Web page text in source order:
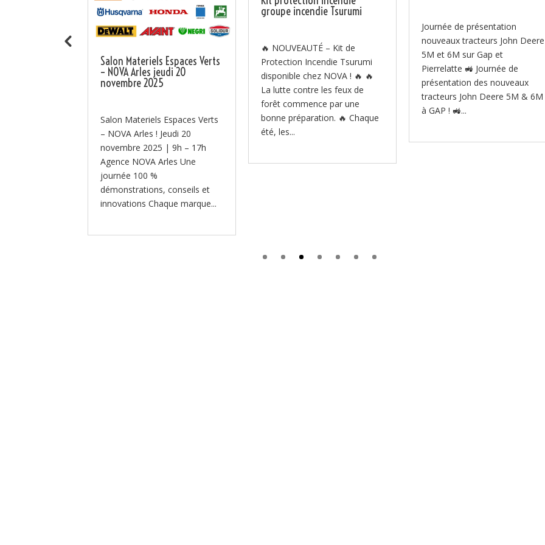
Salon Materiels Espaces Verts
– NOVA Arles jeudi 20
novembre 2025
Salon Materiels Espaces Verts
– NOVA Arles ! Jeudi 20
novembre 2025 | 9h – 17h
Agence NOVA Arles Une
journée 100 %
démonstrations, conseils et
innovations Chaque marque...
groupe incendie Tsurumi
🔥 NOUVEAUTÉ – Kit de
Protection Incendie Tsurumi
disponible chez NOVA ! 🔥 🔥
La lutte contre les feux de
forêt commence par une
bonne préparation. 🔥 Chaque
été, les...
Journée de présentation
nouveaux tracteurs John Deere
5M et 6M sur Gap et
Pierrelatte 🚜 Journée de
présentation des nouveaux
tracteurs John Deere 5M & 6M
à GAP ! 🚜...